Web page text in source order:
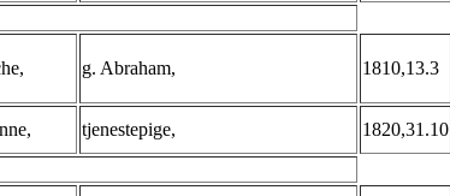
g. Abraham,
1810,13.3
tjenestepige, 1820,31.10